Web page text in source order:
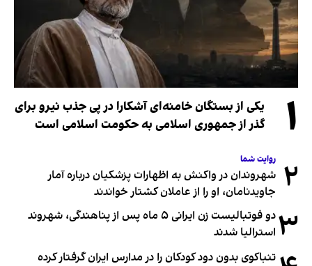
۱
یکی از بستگان خامنه‌ای آشکارا در پی جذب نیرو برای
گذر از جمهوری اسلامی به حکومت اسلامی است
۲ روایت شما
شهروندان در واکنش به اظهارات پزشکیان درباره آمار
جاویدنامان، او را از عاملان کشتار خواندند
۳
دو فوتبالیست زن ایرانی ۵ ماه پس از پناهندگی، شهروند
استرالیا شدند
تنباکوی بدون دود کودکان را در مدارس ایران گرفتار کرده